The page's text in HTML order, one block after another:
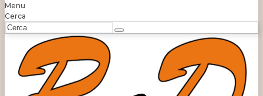
Menu
Cerca